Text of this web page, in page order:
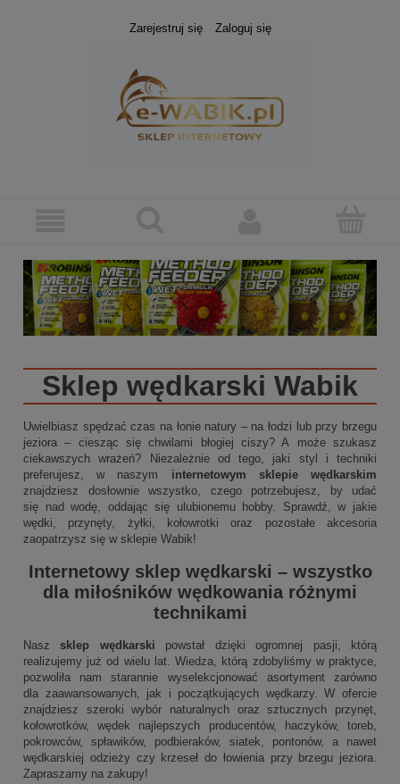
Zarejestruj się Zaloguj się
Sklep wędkarski Wabik
Uwielbiasz spędzać czas na łonie natury – na łodzi lub przy brzegu
jeziora – ciesząc się chwilami błogiej ciszy? A może szukasz
ciekawszych wrażeń? Niezależnie od tego, jaki styl i techniki
preferujesz, w naszym internetowym sklepie wędkarskim
znajdziesz dosłownie wszystko, czego potrzebujesz, by udać
się nad wodę, oddając się ulubionemu hobby. Sprawdź, w jakie
wędki, przynęty, żyłki, kołowrotki oraz pozostałe akcesoria
zaopatrzysz się w sklepie Wabik!
Internetowy sklep wędkarski – wszystko
dla miłośników wędkowania różnymi
technikami
Naszsklep wędkarski powstał dzięki ogromnej pasji, którą
realizujemy już od wielu lat. Wiedza, którą zdobyliśmy w praktyce,
pozwoliła nam starannie wyselekcjonować asortyment zarówno
dla zaawansowanych, jak i początkujących wędkarzy. W ofercie
znajdziesz szeroki wybór naturalnych oraz sztucznych przynęt,
kołowrotków, wędek najlepszych producentów, haczyków, toreb,
pokrowców, spławików, podbieraków, siatek, pontonów, a nawet
wędkarskiej odzieży czy krzeseł do łowienia przy brzegu jeziora.
Zapraszamy na zakupy!